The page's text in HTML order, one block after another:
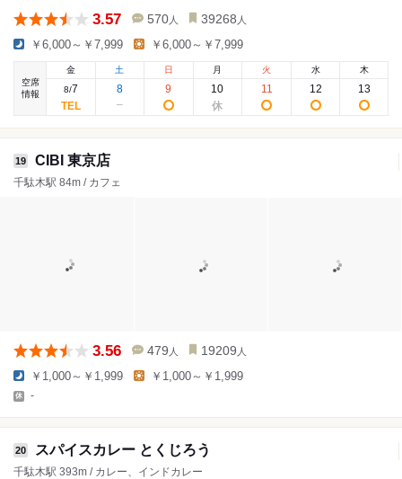
3.57 570 人 39268 人
￥6,000～￥7,999 ￥6,000～￥7,999
空席
情報
金
8/7
土
8
日
9
月
10
火
11
水
12
木
13
19 CIBI 東京店
千駄木駅 84m / カフェ
3.56 479 人 19209 人
￥1,000～￥1,999 ￥1,000～￥1,999
-
20 スパイスカレー とくじろう
千駄木駅 393m / カレー、インドカレー